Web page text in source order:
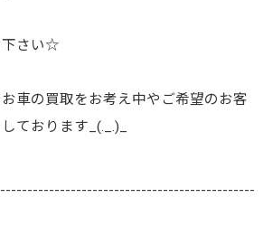
下さい☆
車の買取をお考え中やご希望のお客
ております_(._.)_